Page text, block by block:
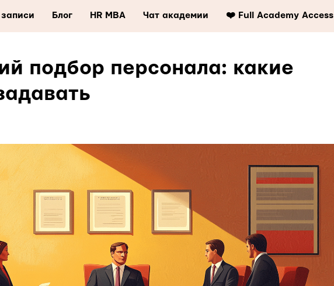
Блог HR MBA Чат академии ❤️ Full Academy Access
подбор персонала: какие